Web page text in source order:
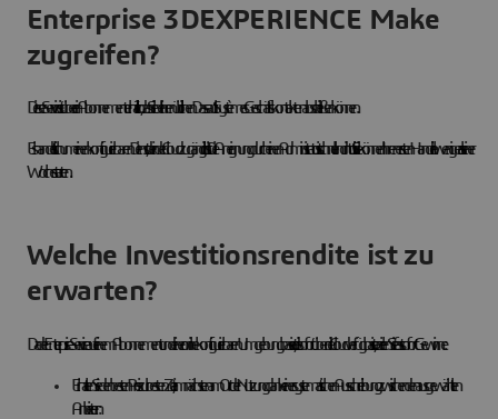
Enterprise 3DEXPERIENCE Make
zugreifen?
Dieser Service ist über ein Abonnement erhältlich, das Sie bei Ihren üblichen Dassault Systèmes Geschäftskontakten abschließen können.
Es handelt sich um einen konfigurierbaren Dienst, der in der Cloud zugänglich ist. Die Aneignung durch einen Administrator ist schnell und intuitiv. Sie können Ihren ersten Handel in weniger als einer
Woche starten.
Welche Investitionsrendite ist zu
erwarten?
Da der Enterprise-Service auf einem Abonnement und einer online konfigurierbaren Umgebung basiert, die sofort über die Cloud verfügbar ist, erzielen Sie fast sofort Gewinne:
Erhalten Sie den besten Preis zur besten Zeit, am nächsten am Ort der Nutzung dank einer systematischen Ausschreibung zwischen den ausgewählten
Anbietern :